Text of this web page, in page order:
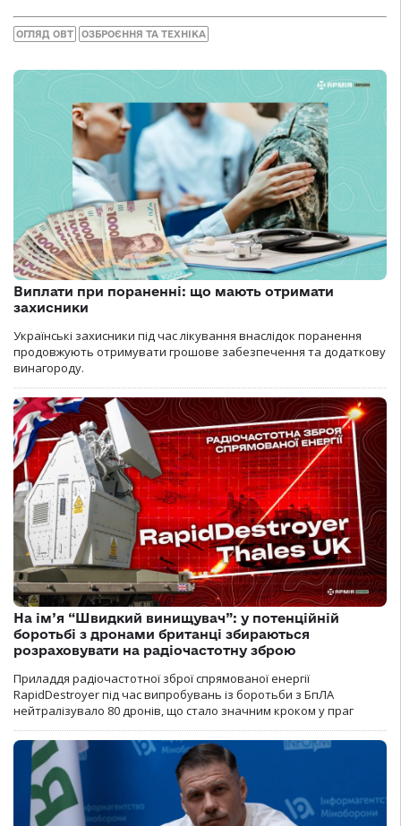
ОГЛЯД ОВТ ОЗБРОЄННЯ ТА ТЕХНІКА
Виплати при пораненні: що мають отримати
захисники
Українські захисники під час лікування внаслідок поранення
продовжують отримувати грошове забезпечення та додаткову
винагороду.
На ім’я “Швидкий винищувач”: у потенційній
боротьбі з дронами британці збираються
розраховувати на радіочастотну зброю
Приладдя радіочастотної зброї спрямованої енергії
RapidDestroyer під час випробувань із боротьби з БпЛА
нейтралізувало 80 дронів, що стало значним кроком у праг